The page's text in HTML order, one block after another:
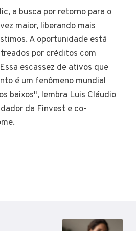
a busca por retorno para o
maior, liberando mais
A oportunidade está
por créditos com
escassez de ativos que
é um fenômeno mundial
baixos", lembra Luis Cláudio
da Finvest e co-